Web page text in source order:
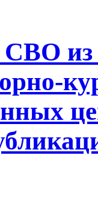
СВО